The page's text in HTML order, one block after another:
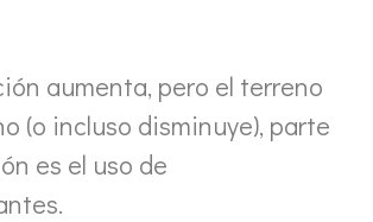
aumenta, pero el terreno
(o incluso disminuye), parte
es el uso de